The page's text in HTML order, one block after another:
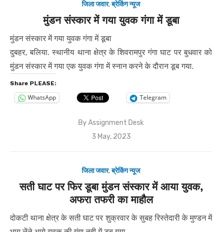
जिला जवार,ब्रेकिंग न्यूज
मुंडन संस्कार में गया युवक गंगा में डूबा
मुंडन संस्कार में गया युवक गंगा में डूबा
दुबहर, बलिया. स्थानीय थाना क्षेत्र के शिवरामपुर गंगा घाट पर बुधवार को
मुंडन संस्कार में गया एक युवक गंगा में स्नान करने के दौरान डूब गया.
Share PLEASE:
WhatsApp Telegram
ByAssignment Desk
Posted
3 May, 2023
जिला जवार,ब्रेकिंग न्यूज
सती घाट पर फिर डूबा मुंडन संस्कार में आया युवक,
अफरा तफरी का माहौल
दोकटी थाना क्षेत्र के सती घाट पर शुक्रवार के सुबह रिस्तेदारी के मुण्डन में